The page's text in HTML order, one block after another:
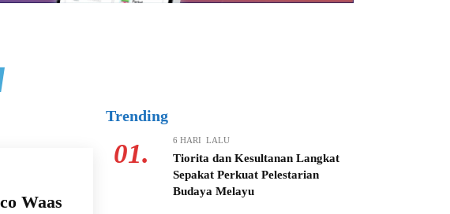
Waas
Trending
01. 6 HARI LALU
Tiorita dan Kesultanan Langkat
Sepakat Perkuat Pelestarian
Budaya Melayu